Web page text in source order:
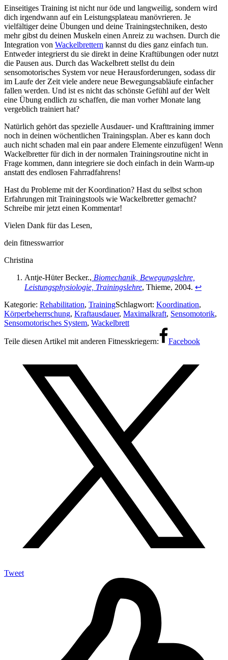
Einseitiges Training ist nicht nur öde und langweilig, sondern wird
dich irgendwann auf ein Leistungsplateau manövrieren. Je
vielfältiger deine Übungen und deine Trainingstechniken, desto
mehr gibst du deinen Muskeln einen Anreiz zu wachsen. Durch die
Integration von Wackelbrettern kannst du dies ganz einfach tun.
Entweder integrierst du sie direkt in deine Kraftübungen oder nutzt
die Pausen aus. Durch das Wackelbrett stellst du dein
sensomotorisches System vor neue Herausforderungen, sodass dir
im Laufe der Zeit viele andere neue Bewegungsabläufe einfacher
fallen werden. Und ist es nicht das schönste Gefühl auf der Welt
eine Übung endlich zu schaffen, die man vorher Monate lang
vergeblich trainiert hat?
Natürlich gehört das spezielle Ausdauer- und Krafttraining immer
noch in deinen wöchentlichen Trainingsplan. Aber es kann doch
auch nicht schaden mal ein paar andere Elemente einzufügen! Wenn
Wackelbretter für dich in der normalen Trainingsroutine nicht in
Frage kommen, dann integriere sie doch einfach in dein Warm-up
anstatt des endlosen Fahrradfahrens!
Hast du Probleme mit der Koordination? Hast du selbst schon
Erfahrungen mit Trainingstools wie Wackelbretter gemacht?
Schreibe mir jetzt einen Kommentar!
Vielen Dank für das Lesen,
dein fitnesswarrior
Christina
Antje-Hüter Becker., Biomechanik, Bewegungslehre,
Leistungsphysiologie, Trainingslehre, Thieme, 2004. ↩
Kategorie: Rehabilitation, TrainingSchlagwort: Koordination,
Körperbeherrschung, Kraftausdauer, Maximalkraft, Sensomotorik,
Sensomotorisches System, Wackelbrett
Facebook
Tweet